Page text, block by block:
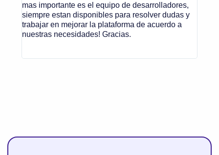
mas importante es el equipo de desarrolladores,
siempre estan disponibles para resolver dudas y
trabajar en mejorar la plataforma de acuerdo a
nuestras necesidades! Gracias.